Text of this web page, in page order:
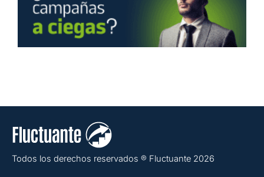
Todos los derechos reservados ® Fluctuante 2026